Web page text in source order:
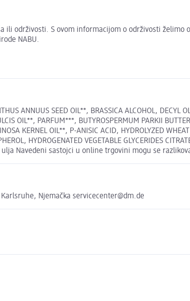
ili održivosti. S ovom informacijom o održivosti
NABU.
ANNUUS SEED OIL**, BRASSICA ALCOHOL, DECYL
OIL**, PARFUM***, BUTYROSPERMUM PARKII
KERNEL OIL**, P-ANISIC ACID, HYDROLYZED
HYDROGENATED VEGETABLE GLYCERIDES
Navedeni sastojci u online trgovini mogu se
Njemačka servicecenter@dm.de